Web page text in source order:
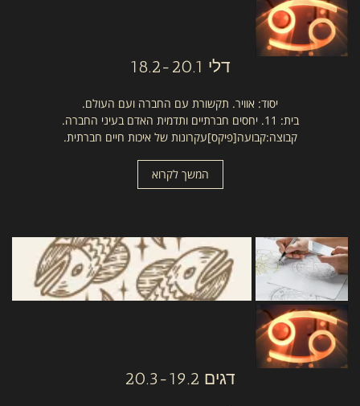
דלי 18.2-20.1
יסוד: אוויר. תקשורת עם החברה ועם העולם.
בית: 11. יחסים חברתיים ותדמית האדם בעיני החברה.
קבוצה:קבועה[פיקס]עקרונות של איכות חיים חברתית.
המשך לקרוא
דגים 20.3-19.2